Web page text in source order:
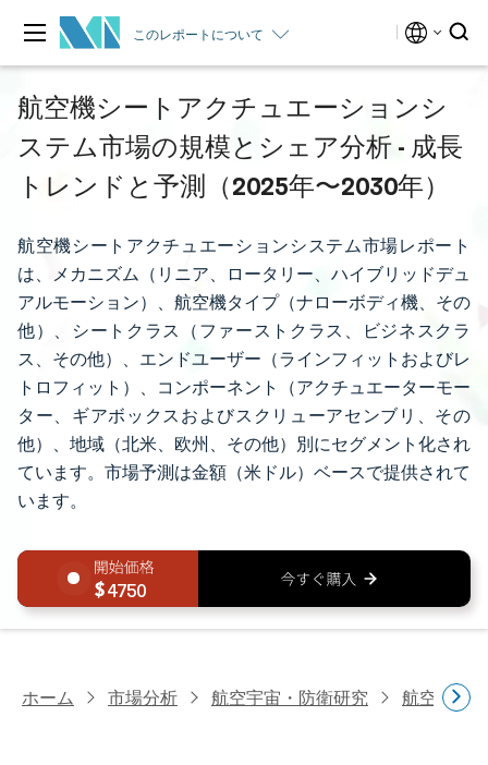
このレポートについて
航空機シートアクチュエーションシ
ステム市場の規模とシェア分析 - 成長
トレンドと予測（2025年〜2030年）
航空機シートアクチュエーションシステム市場レポート
は、メカニズム（リニア、ロータリー、ハイブリッドデュ
アルモーション）、航空機タイプ（ナローボディ機、その
他）、シートクラス（ファーストクラス、ビジネスクラ
ス、その他）、エンドユーザー（ラインフィットおよびレ
トロフィット）、コンポーネント（アクチュエーターモー
ター、ギアボックスおよびスクリューアセンブリ、その
他）、地域（北米、欧州、その他）別にセグメント化され
ています。市場予測は金額（米ドル）ベースで提供されて
います。
4750
ホーム 市場分析 航空宇宙・防衛研究 航空機部